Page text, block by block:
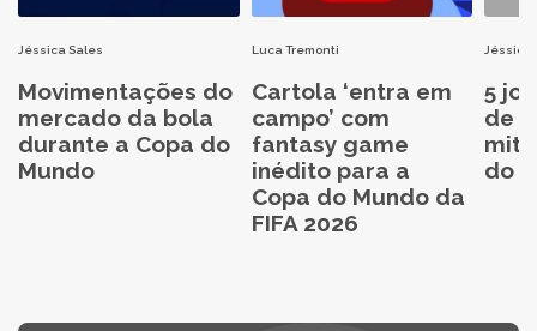
Jéssica Sales
Movimentações do
mercado da bola
durante a Copa do
Mundo
Luca Tremonti
Cartola ‘entra em
campo’ com
fantasy game
inédito para a
Copa do Mundo da
FIFA 2026
Jéssica
5
de
do